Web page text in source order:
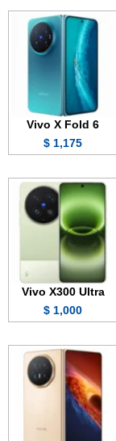
Vivo X Fold 6
1,175 $
Vivo X300 Ultra
1,000 $